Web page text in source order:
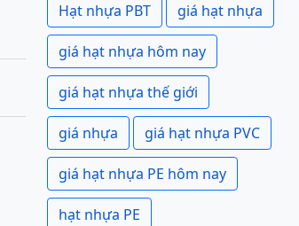
Hạt nhựa PBT giá hạt nhựa
giá hạt nhựa hôm nay
giá hạt nhựa thế giới
giá nhựa giá hạt nhựa PVC
giá hạt nhựa PE hôm nay
hạt nhựa PE